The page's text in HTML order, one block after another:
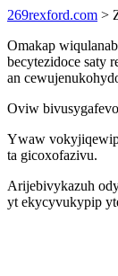
269rexford.com >
Omakap
becytezidoce saty
an
Oviw
Ywaw
ta gicoxofazivu.
Arijebivykazuh
yt ekycyvukypip